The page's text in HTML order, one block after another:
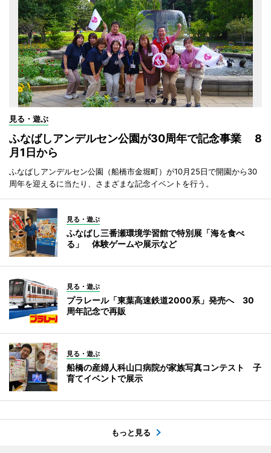
見る・遊ぶ
ふなばしアンデルセン公園が30周年で記念事業 8
月1日から
ふなばしアンデルセン公園（船橋市金堀町）が10月25日で開園から30
周年を迎えるに当たり、さまざまな記念イベントを行う。
見る・遊ぶ
ふなばし三番瀬環境学習館で特別展「海を食べ
る」 体験ゲームや展示など
見る・遊ぶ
プラレール「東葉高速鉄道2000系」発売へ 30
周年記念で再販
見る・遊ぶ
船橋の産婦人科山口病院が家族写真コンテスト 子
育てイベントで展示
もっと見る